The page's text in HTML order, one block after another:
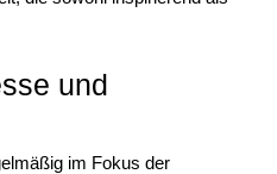
und
im Fokus der